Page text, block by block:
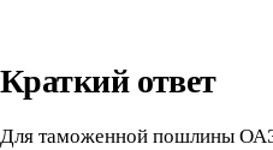
Краткий ответ
Для таможенной пошлины